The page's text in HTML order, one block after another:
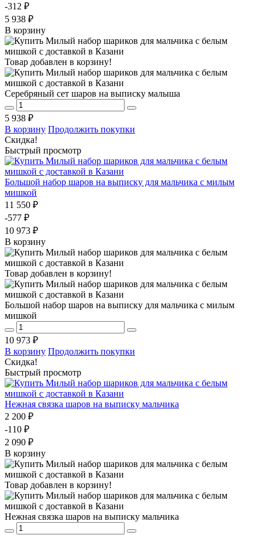
-312 ₽
5 938 ₽
В корзину
Товар добавлен в корзину!
Серебряный сет шаров на выписку малыша
5 938 ₽
В корзину Продолжить покупки
Скидка!
Быстрый просмотр
Большой набор шаров на выписку для мальчика с милым
мишкой
11 550 ₽
-577 ₽
10 973 ₽
В корзину
Товар добавлен в корзину!
Большой набор шаров на выписку для мальчика с милым
мишкой
10 973 ₽
В корзину Продолжить покупки
Скидка!
Быстрый просмотр
Нежная связка шаров на выписку мальчика
2 200 ₽
-110 ₽
2 090 ₽
В корзину
Товар добавлен в корзину!
Нежная связка шаров на выписку мальчика